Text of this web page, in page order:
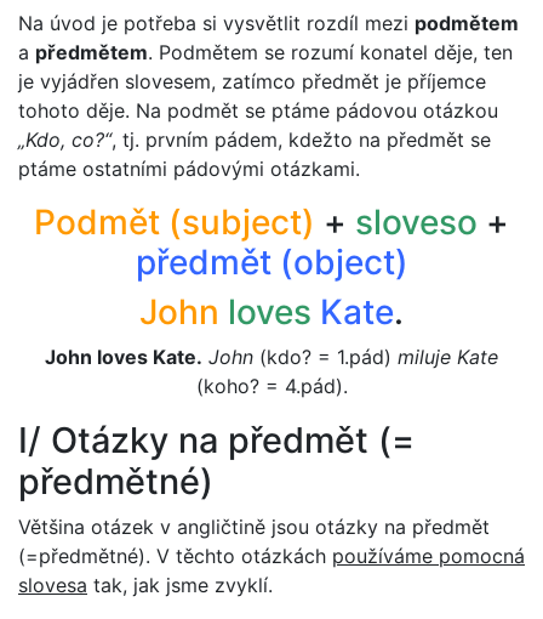
Na úvod je potřeba si vysvětlit rozdíl mezi podmětem
a předmětem. Podmětem se rozumí konatel děje, ten
je vyjádřen slovesem, zatímco předmět je příjemce
tohoto děje. Na podmět se ptáme pádovou otázkou
„Kdo, co?“, tj. prvním pádem, kdežto na předmět se
ptáme ostatními pádovými otázkami.
Podmět (subject) + sloveso +
předmět (object)
John loves Kate.
John loves Kate. John (kdo? = 1.pád) miluje Kate
(koho? = 4.pád).
I/ Otázky na předmět (=
předmětné)
Většina otázek v angličtině jsou otázky na předmět
(=předmětné). V těchto otázkách používáme pomocná
slovesa tak, jak jsme zvyklí.